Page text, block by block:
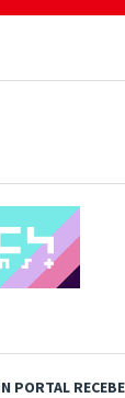
PORTAL